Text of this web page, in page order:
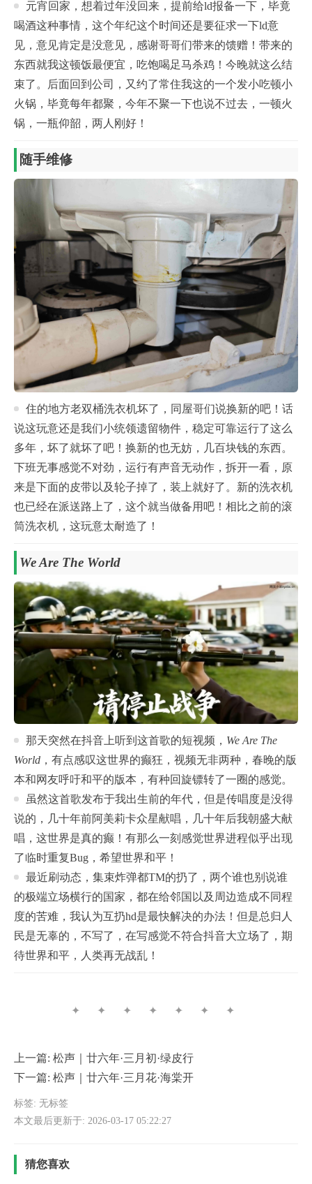
元宵回家，想着过年没回来，提前给ld报备一下，毕竟
喝酒这种事情，这个年纪这个时间还是要征求一下ld意
见，意见肯定是没意见，感谢哥哥们带来的馈赠！带来的
东西就我这顿饭最便宜，吃饱喝足马杀鸡！今晚就这么结
束了。后面回到公司，又约了常住我这的一个发小吃顿小
火锅，毕竟每年都聚，今年不聚一下也说不过去，一顿火
锅，一瓶仰韶，两人刚好！
随手维修
住的地方老双桶洗衣机坏了，同屋哥们说换新的吧！话
说这玩意还是我们小统领遗留物件，稳定可靠运行了这么
多年，坏了就坏了吧！换新的也无妨，几百块钱的东西。
下班无事感觉不对劲，运行有声音无动作，拆开一看，原
来是下面的皮带以及轮子掉了，装上就好了。新的洗衣机
也已经在派送路上了，这个就当做备用吧！相比之前的滚
筒洗衣机，这玩意太耐造了！
We Are The World
那天突然在抖音上听到这首歌的短视频， We Are The
World ，有点感叹这世界的癫狂，视频无非两种，春晚的版
本和网友呼吁和平的版本，有种回旋镖转了一圈的感觉。
虽然这首歌发布于我出生前的年代，但是传唱度是没得
说的，几十年前阿美莉卡众星献唱，几十年后我朝盛大献
唱，这世界是真的癫！有那么一刻感觉世界进程似乎出现
了临时重复Bug，希望世界和平！
最近刷动态，集束炸弹都TM的扔了，两个谁也别说谁
的极端立场横行的国家，都在给邻国以及周边造成不同程
度的苦难，我认为互扔hd是最快解决的办法！但是总归人
民是无辜的，不写了，在写感觉不符合抖音大立场了，期
待世界和平，人类再无战乱！
✦ ✦ ✦ ✦ ✦ ✦ ✦
上一篇: 松声｜廿六年·三月初·绿皮行
下一篇: 松声｜廿六年·三月花·海棠开
标签: 无标签
本文最后更新于: 2026-03-17 05:22:27
猜您喜欢